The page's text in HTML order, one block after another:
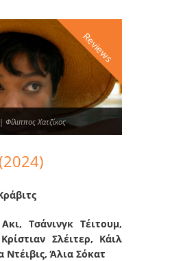
Reviews
Φίλιππος Χατζίκος
Τσάνινγκ Τέιτουμ,
Σλέιτερ, Κάιλ
Ντέιβις, Άλια Σόκατ